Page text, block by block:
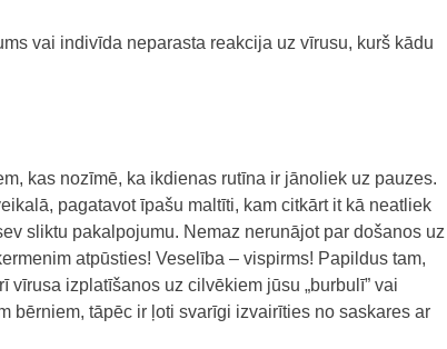
vai indivīda neparasta reakcija uz vīrusu, kurš kādu
kas nozīmē, ka ikdienas rutīna ir jānoliek uz pauzes.
pagatavot īpašu maltīti, kam citkārt it kā neatliek
sliktu pakalpojumu. Nemaz nerunājot par došanos uz
atpūsties! Veselība – vispirms! Papildus tam,
izplatīšanos uz cilvēkiem jūsu „burbulī” vai
bērniem, tāpēc ir ļoti svarīgi izvairīties no saskares ar